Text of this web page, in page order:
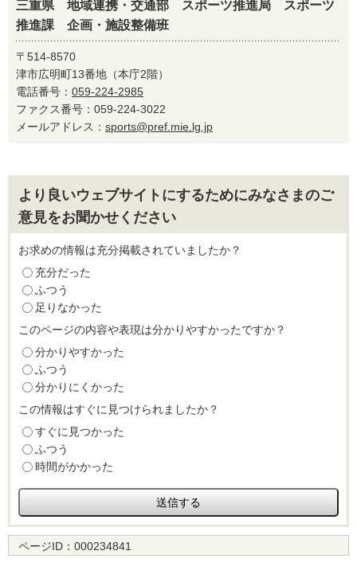
三重県 地域連携・交通部 スポーツ推進局 スポーツ
推進課 企画・施設整備班
〒514-8570
津市広明町13番地（本庁2階）
電話番号： 059-224-2985
ファクス番号：059-224-3022
メールアドレス： sports@pref.mie.lg.jp
より良いウェブサイトにするためにみなさまのご
意見をお聞かせください
お求めの情報は充分掲載されていましたか？
充分だった
ふつう
足りなかった
このページの内容や表現は分かりやすかったですか？
分かりやすかった
ふつう
分かりにくかった
この情報はすぐに見つけられましたか？
すぐに見つかった
ふつう
時間がかかった
ページID： 000234841